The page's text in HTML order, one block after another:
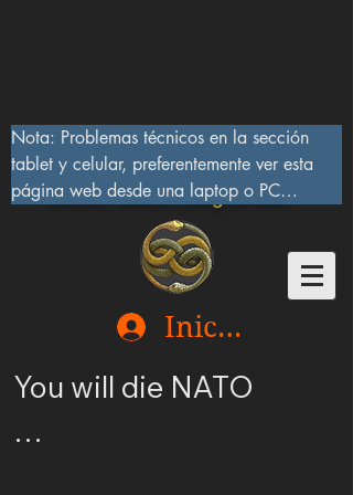
Lucifer Beast Dragon 666
Nota: Problemas técnicos en la sección
tablet y celular, preferentemente ver esta
página web desde una laptop o PC
10/IX/2023, serán corregidos pronto
Iniciar sesión
You will die NATO